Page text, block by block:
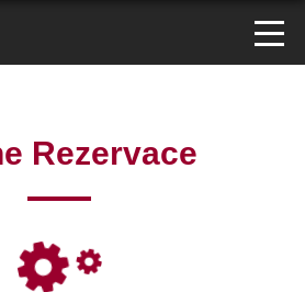
Rezervace